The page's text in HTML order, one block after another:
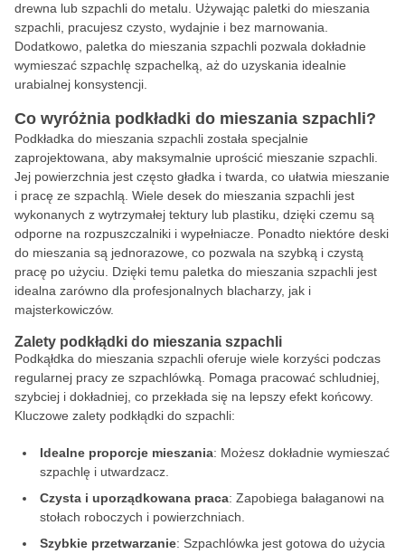
drewna lub szpachli do metalu. Używając paletki do mieszania
szpachli, pracujesz czysto, wydajnie i bez marnowania.
Dodatkowo, paletka do mieszania szpachli pozwala dokładnie
wymieszać szpachlę szpachelką, aż do uzyskania idealnie
urabialnej konsystencji.
Co wyróżnia podkładki do mieszania szpachli?
Podkładka do mieszania szpachli została specjalnie
zaprojektowana, aby maksymalnie uprościć mieszanie szpachli.
Jej powierzchnia jest często gładka i twarda, co ułatwia mieszanie
i pracę ze szpachlą. Wiele desek do mieszania szpachli jest
wykonanych z wytrzymałej tektury lub plastiku, dzięki czemu są
odporne na rozpuszczalniki i wypełniacze. Ponadto niektóre deski
do mieszania są jednorazowe, co pozwala na szybką i czystą
pracę po użyciu. Dzięki temu paletka do mieszania szpachli jest
idealna zarówno dla profesjonalnych blacharzy, jak i
majsterkowiczów.
Zalety podkłądki do mieszania szpachli
Podkąłdka do mieszania szpachli oferuje wiele korzyści podczas
regularnej pracy ze szpachlówką. Pomaga pracować schludniej,
szybciej i dokładniej, co przekłada się na lepszy efekt końcowy.
Kluczowe zalety podkłądki do szpachli:
Idealne proporcje mieszania: Możesz dokładnie wymieszać
szpachlę i utwardzacz.
Czysta i uporządkowana praca: Zapobiega bałaganowi na
stołach roboczych i powierzchniach.
Szybkie przetwarzanie: Szpachlówka jest gotowa do użycia